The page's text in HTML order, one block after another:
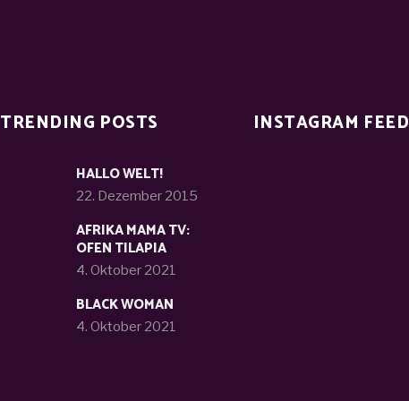
TRENDING POSTS
HALLO WELT!
22. Dezember 2015
AFRIKA MAMA TV:
OFEN TILAPIA
4. Oktober 2021
BLACK WOMAN
4. Oktober 2021
INSTAGRAM FEED